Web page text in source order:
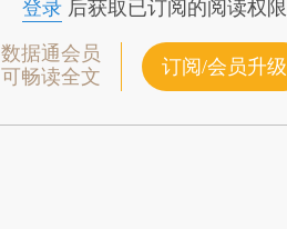
登录后获取已订阅的阅读权限
数据通会员
可畅读全文
订阅/会员升级